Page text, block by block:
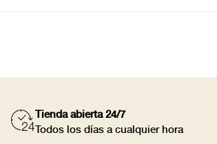
Tienda abierta 24/7
Todos los días a cualquier hora